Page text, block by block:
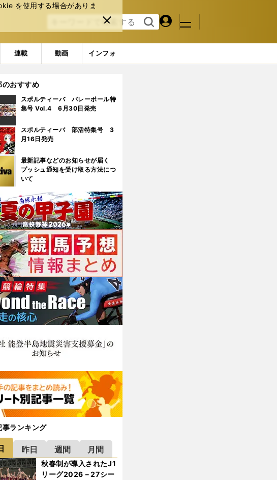
を使⽤する場合がありま
閉じ
る
検索
る
マイペ
ジ
メニュ
連載 動画 インフォ
のおすすめ
スポルティーバ バレーボール特
集号 Vol.4 6月30日発売
スポルティーバ 部活特集号 3
月16日発売
最新記事などのお知らせが届く
プッシュ通知を受け取る方法につ
いて
事ランキング
昨日 週間 月間
秋春制が導入されたJ1
リーグ2026－27シー